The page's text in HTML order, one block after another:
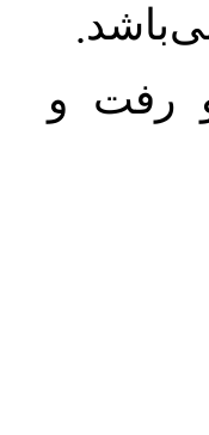
.
رفت و